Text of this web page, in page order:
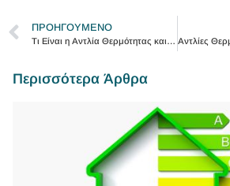
ΠΡΟΗΓΟΎΜΕΝΟ
Τι Είναι η Αντλία Θερμότητας και Πώς Λειτουργεί
Περισσότερα Άρθρα